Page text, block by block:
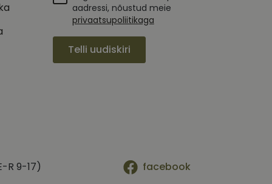
aadressi, nõustud meie
privaatsupoliitikaga
Telli uudiskiri
R 9-17) facebook
aadressi
näiteks reaalajas